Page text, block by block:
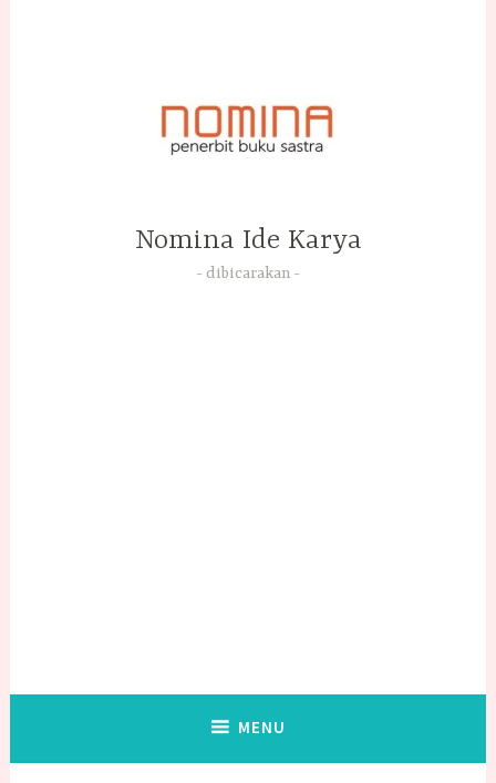
Nomina Ide Karya
dibicarakan
MENU